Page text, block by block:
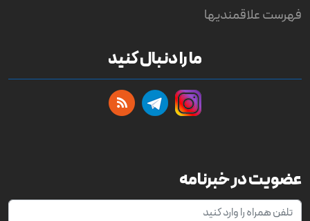
فهرست علاقمندیها
ما را دنبال کنید
عضویت در خبرنامه